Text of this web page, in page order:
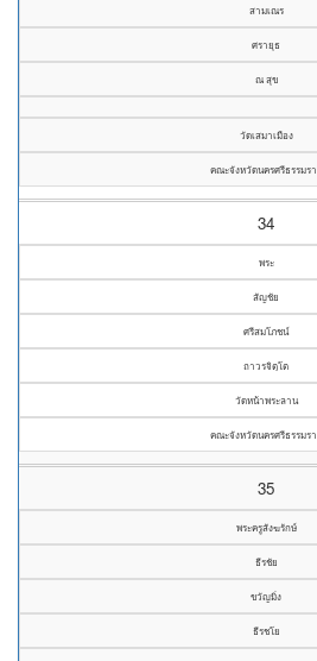
สามเณร
ศรายุธ
ณ สุข
วัดเสมาเมือง
คณะจังหวัดนครศรีธรรมร
34
พระ
สัญชัย
ศรีสมโภชน์
ถาวรจิตฺโต
วัดหน้าพระลาน
คณะจังหวัดนครศรีธรรมร
35
พระครูสังฆรักษ์
ธีรชัย
ขวัญมิ่ง
ธีรชโย